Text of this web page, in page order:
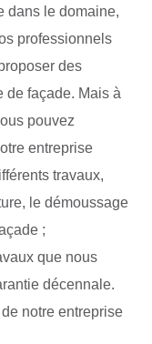
dans le domaine,
professionnels
des
de façade. Mais à
pouvez
entreprise
travaux,
le démoussage
;
que nous
décennale.
notre entreprise